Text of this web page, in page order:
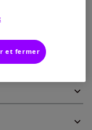
et fermer